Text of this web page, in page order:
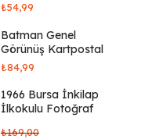
₺54,99
Batman Genel
Görünüş Kartpostal
₺84,99
1966 Bursa İnkilap
İlkokulu Fotoğraf
₺169,00